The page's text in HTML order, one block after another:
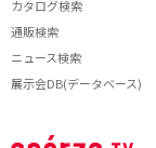
カタログ検索
通販検索
ニュース検索
展示会DB(データベース)